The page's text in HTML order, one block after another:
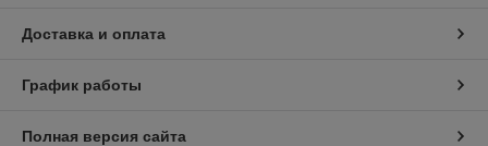
Доставка и оплата
График работы
Полная версия сайта